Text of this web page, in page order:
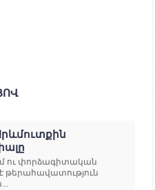
ու փորձագիտական
թերահավատություն